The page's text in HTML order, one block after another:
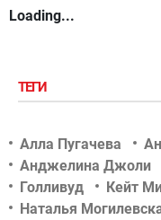
Loading...
ТЕГИ
Алла Пугачева
Анджелина Джоли
Голливуд
Кейт
Наталья